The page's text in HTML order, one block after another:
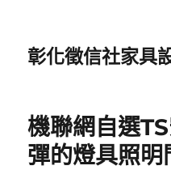
彰化徵信社家具
機聯網自選
彈的燈具照